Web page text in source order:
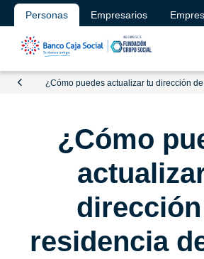
Personas Empresarios
¿Cómo puedes actualizar tu dirección
¿Cómo
residencia